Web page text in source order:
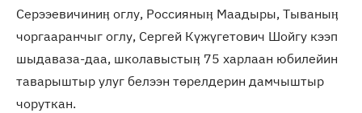
Серээевичиниӊ оглу, Россияныӊ Маадыры, Тываныӊ
чоргааранчыг оглу, Сергей Күжүгетович Шойгу кээп
шыдаваза-даа, школавыстыӊ 75 харлаан юбилейин
таварыштыр улуг белээн төрелдерин дамчыштыр
чоруткан.